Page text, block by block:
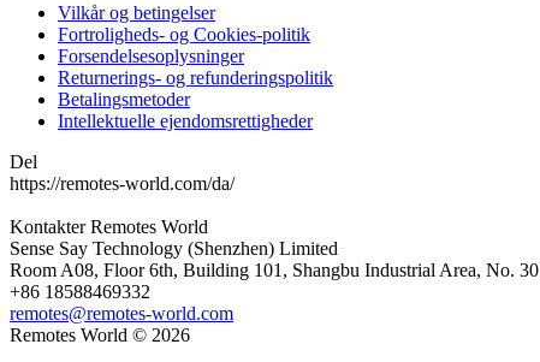
Vilkår og betingelser
Fortroligheds- og Cookies-politik
Forsendelsesoplysninger
Returnerings- og refunderingspolitik
Betalingsmetoder
Intellektuelle ejendomsrettigheder
Del
https://remotes-world.com/da/
Kontakter Remotes World
Sense Say Technology (Shenzhen) Limited
Room A08, Floor 6th, Building 101, Shangbu Industrial Area, No.
+86 18588469332
remotes@remotes-world.com
Remotes World © 2026